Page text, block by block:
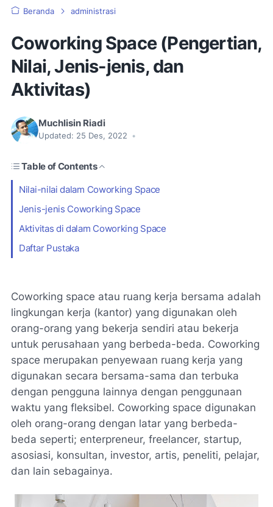
Beranda administrasi
Coworking Space (Pengertian,
Nilai, Jenis-jenis, dan
Aktivitas)
Muchlisin Riadi
Updated: 25 Des, 2022 •
Table of Contents
Nilai-nilai dalam Coworking Space
Jenis-jenis Coworking Space
Aktivitas di dalam Coworking Space
Daftar Pustaka
Coworking space atau ruang kerja bersama adalah
lingkungan kerja (kantor) yang digunakan oleh
orang-orang yang bekerja sendiri atau bekerja
untuk perusahaan yang berbeda-beda. Coworking
space merupakan penyewaan ruang kerja yang
digunakan secara bersama-sama dan terbuka
dengan pengguna lainnya dengan penggunaan
waktu yang fleksibel. Coworking space digunakan
oleh orang-orang dengan latar yang berbeda-
beda seperti; enterpreneur, freelancer, startup,
asosiasi, konsultan, investor, artis, peneliti, pelajar,
dan lain sebagainya.